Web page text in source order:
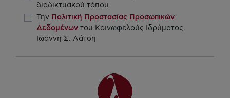
διαδικτυακού τόπου
Την Πολιτική Προστασίας Προσωπικών
Δεδομένων του Κοινωφελούς Ιδρύματος
Ιωάννη Σ. Λάτση